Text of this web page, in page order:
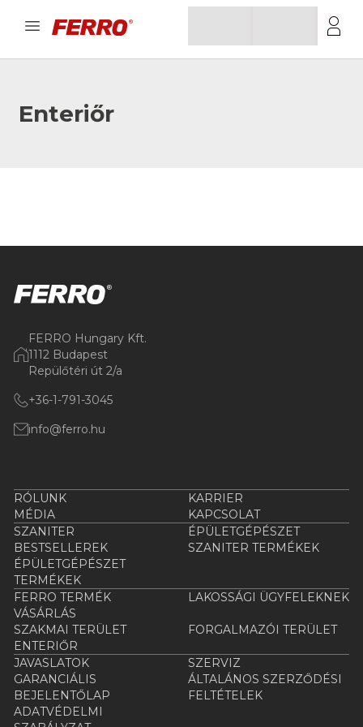
Enteriőr
FERRO Hungary Kft.
1112 Budapest
Repülőtéri út 2/a
+36-1-791-3045
info@ferro.hu
RÓLUNK
KARRIER
MÉDIA
KAPCSOLAT
SZANITER
ÉPÜLETGÉPÉSZET
BESTSELLEREK
SZANITER TERMÉKEK
ÉPÜLETGÉPÉSZET
TERMÉKEK
FERRO TERMÉK
VÁSÁRLÁS
LAKOSSÁGI ÜGYFELEKNEK
SZAKMAI TERÜLET
FORGALMAZÓI TERÜLET
ENTERIŐR
JAVASLATOK
SZERVIZ
GARANCIÁLIS
BEJELENTŐLAP
ÁLTALÁNOS SZERZŐDÉSI
FELTÉTELEK
ADATVÉDELMI